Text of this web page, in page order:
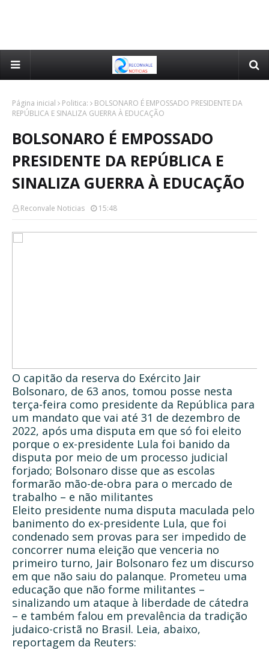
Página inicial Politica:
BOLSONARO É EMPOSSADO PRESIDENTE DA
REPÚBLICA E SINALIZA GUERRA À EDUCAÇÃO
BOLSONARO É EMPOSSADO
PRESIDENTE DA REPÚBLICA E
SINALIZA GUERRA À EDUCAÇÃO
Reconvale Noticias 15:48
O capitão da reserva do Exército Jair
Bolsonaro, de 63 anos, tomou posse nesta
terça-feira como presidente da República para
um mandato que vai até 31 de dezembro de
2022, após uma disputa em que só foi eleito
porque o ex-presidente Lula foi banido da
disputa por meio de um processo judicial
forjado; Bolsonaro disse que as escolas
formarão mão-de-obra para o mercado de
trabalho – e não militantes
Eleito presidente numa disputa maculada pelo
banimento do ex-presidente Lula, que foi
condenado sem provas para ser impedido de
concorrer numa eleição que venceria no
primeiro turno, Jair Bolsonaro fez um discurso
em que não saiu do palanque. Prometeu uma
educação que não forme militantes –
sinalizando um ataque à liberdade de cátedra
– e também falou em prevalência da tradição
judaico-cristã no Brasil. Leia, abaixo,
reportagem da Reuters: